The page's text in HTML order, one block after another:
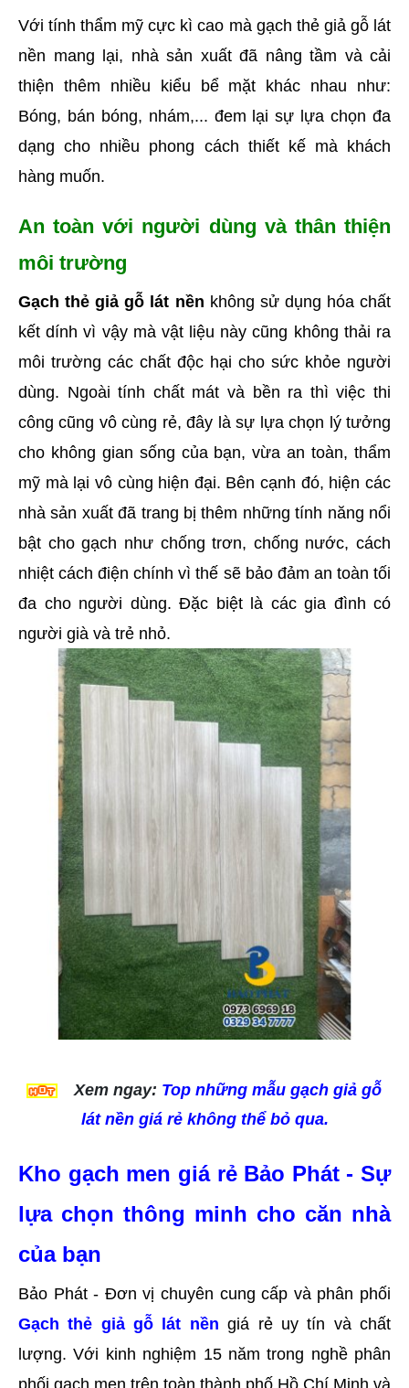
Với tính thẩm mỹ cực kì cao mà gạch thẻ giả gỗ lát
nền mang lại, nhà sản xuất đã nâng tầm và cải
thiện thêm nhiều kiểu bể mặt khác nhau như:
Bóng, bán bóng, nhám,... đem lại sự lựa chọn đa
dạng cho nhiều phong cách thiết kế mà khách
hàng muốn.
An toàn với người dùng và thân thiện
môi trường
Gạch thẻ giả gỗ lát nền không sử dụng hóa chất
kết dính vì vậy mà vật liệu này cũng không thải ra
môi trường các chất độc hại cho sức khỏe người
dùng. Ngoài tính chất mát và bền ra thì việc thi
công cũng vô cùng rẻ, đây là sự lựa chọn lý tưởng
cho không gian sống của bạn, vừa an toàn, thẩm
mỹ mà lại vô cùng hiện đại. Bên cạnh đó, hiện các
nhà sản xuất đã trang bị thêm những tính năng nổi
bật cho gạch như chống trơn, chống nước, cách
nhiệt cách điện chính vì thế sẽ bảo đảm an toàn tối
đa cho người dùng. Đặc biệt là các gia đình có
người già và trẻ nhỏ.
Xem ngay: Top những mẫu gạch giả gỗ
lát nền giá rẻ không thể bỏ qua.
Kho gạch men giá rẻ Bảo Phát - Sự
lựa chọn thông minh cho căn nhà
của bạn
Gạch thẻ giả gỗ lát nền giá rẻ uy tín và chất
lượng. Với kinh nghiệm 15 năm trong nghề phân